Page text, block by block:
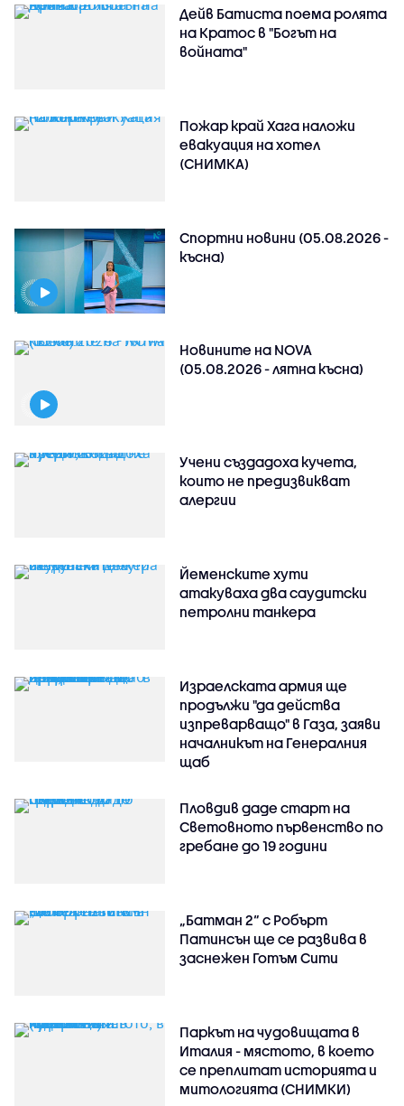
Дейв Батиста поема ролята
на Кратос в "Богът на
войната"
Пожар край Хага наложи
евакуация на хотел
(СНИМКА)
Спортни новини (05.08.2026 -
късна)
Новините на NOVA
(05.08.2026 - лятна късна)
Учени създадоха кучета,
които не предизвикват
алергии
Йеменските хути
атакуваха два саудитски
петролни танкера
Израелската армия ще
продължи "да действа
изпреварващо" в Газа, заяви
началникът на Генералния
щаб
Пловдив даде старт на
Световното първенство по
гребане до 19 години
„Батман 2“ с Робърт
Патинсън ще се развива в
заснежен Готъм Сити
Паркът на чудовищата в
Италия - мястото, в което
се преплитат историята и
митологията (СНИМКИ)